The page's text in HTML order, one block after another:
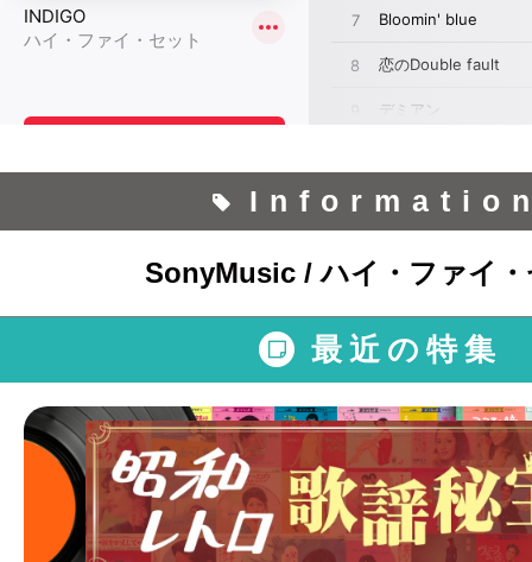
SonyMusic / ハイ・ファイ
最近の特集